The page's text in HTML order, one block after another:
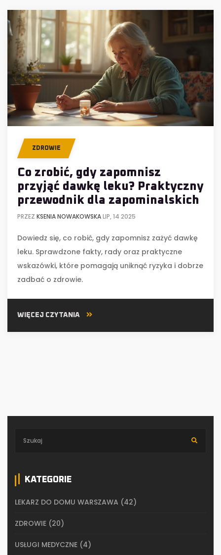
ZDROWIE
Co zrobić, gdy zapomnisz
przyjąć dawkę leku? Praktyczny
przewodnik dla zapominalskich
PRZEZ KSENIA NOWAKOWSKALIP, 14 2025
Dowiedz się, co robić, gdy zapomnisz zażyć dawkę
leku. Sprawdzone fakty, rady oraz praktyczne
wskazówki, które pomagają uniknąć ryzyka i dobrze
zadbać o zdrowie.
WIĘCEJ CZYTANIA
KATEGORIE
LEKARZ DO DOMU WARSZAWA (42)
ZDROWIE (20)
USŁUGI MEDYCZNE (4)